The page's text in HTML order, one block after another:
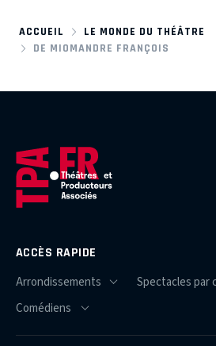
ACCUEIL
LE MONDE DU THÉÂTRE
DE MIOMANDRE FRANÇOIS
ACCÈS RAPIDE